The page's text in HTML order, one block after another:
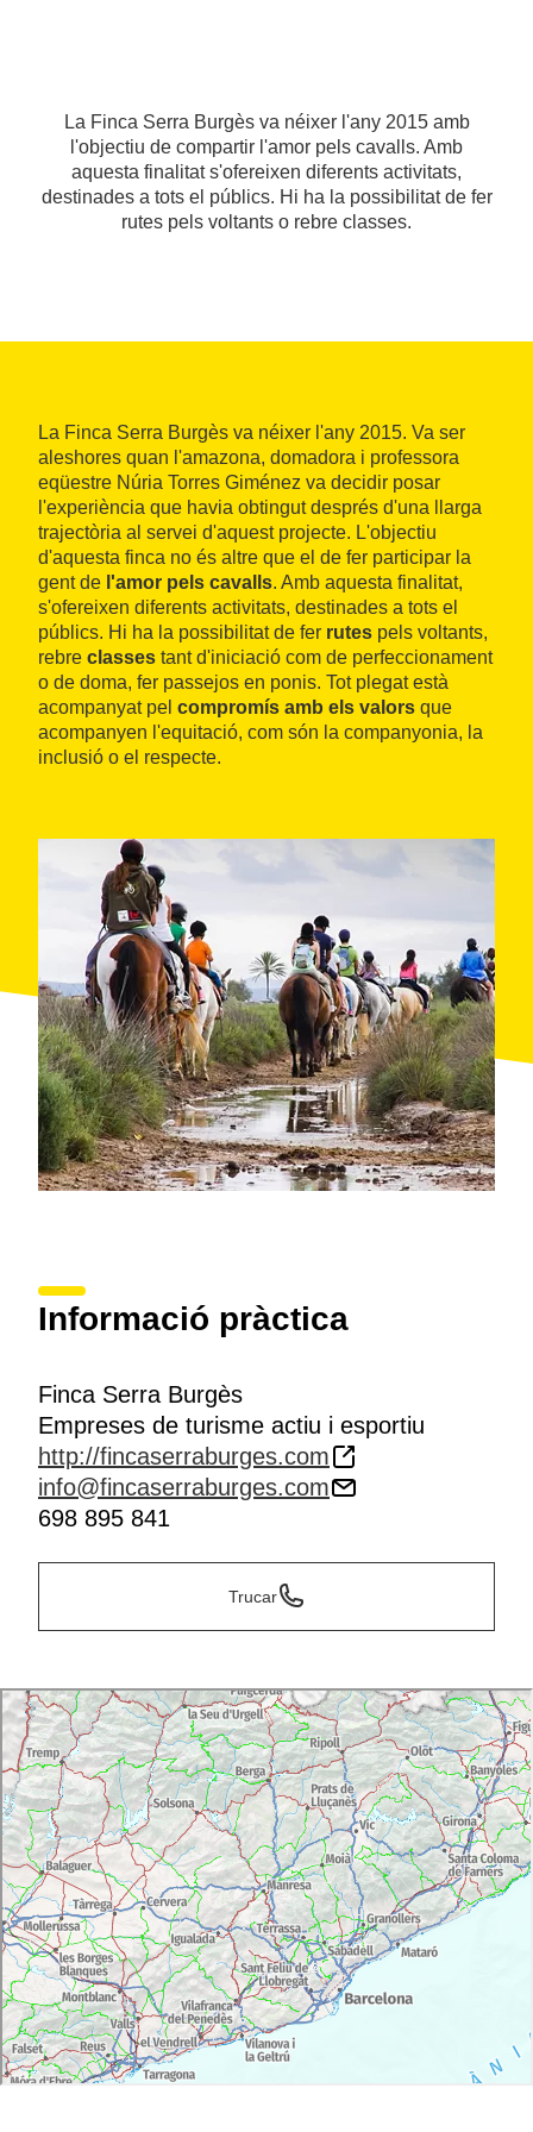
La Finca Serra Burgès va néixer l'any 2015 amb
l'objectiu de compartir l'amor pels cavalls. Amb
aquesta finalitat s'ofereixen diferents activitats,
destinades a tots el públics. Hi ha la possibilitat de fer
rutes pels voltants o rebre classes.
La Finca Serra Burgès va néixer l'any 2015. Va ser
aleshores quan l'amazona, domadora i professora
eqüestre Núria Torres Giménez va decidir posar
l'experiència que havia obtingut després d'una llarga
trajectòria al servei d'aquest projecte. L'objectiu
d'aquesta finca no és altre que el de fer participar la
gent de l'amor pels cavalls. Amb aquesta finalitat,
s'ofereixen diferents activitats, destinades a tots el
públics. Hi ha la possibilitat de fer rutes pels voltants,
rebre classes tant d'iniciació com de perfeccionament
o de doma, fer passejos en ponis. Tot plegat està
acompanyat pel compromís amb els valors que
acompanyen l'equitació, com són la companyonia, la
inclusió o el respecte.
Informació pràctica
Finca Serra Burgès
Empreses de turisme actiu i esportiu
http://fincaserraburges.com
info@fincaserraburges.com
698 895 841
Trucar